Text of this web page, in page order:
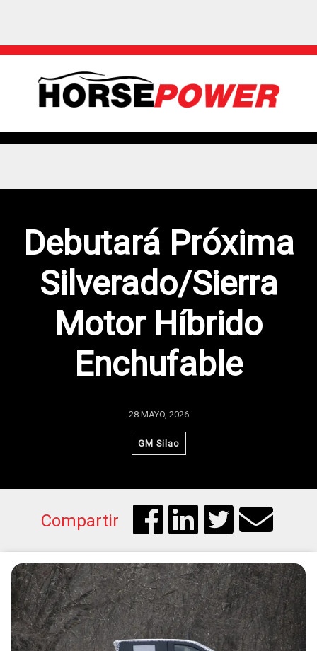
Debutará Próxima
Silverado/Sierra
Motor Híbrido
Enchufable
28 MAYO, 2026
GM Silao
Compartir